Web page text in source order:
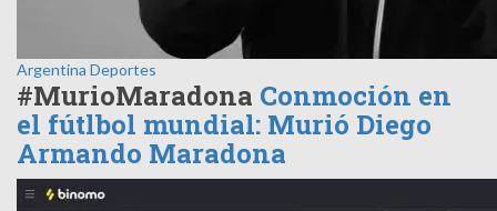
Argentina Deportes
#MurioMaradona Conmoción en
el fútlbol mundial: Murió Diego
Armando Maradona